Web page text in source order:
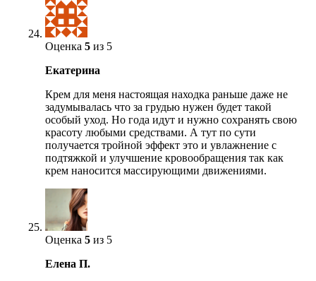
Оценка 5 из 5
Екатерина
Крем для меня настоящая находка раньше даже не
задумывалась что за грудью нужен будет такой
особый уход. Но года идут и нужно сохранять свою
красоту любыми средствами. А тут по сути
получается тройной эффект это и увлажнение с
подтяжкой и улучшение кровообращения так как
крем наносится массирующими движениями.
Оценка 5 из 5
Елена П.